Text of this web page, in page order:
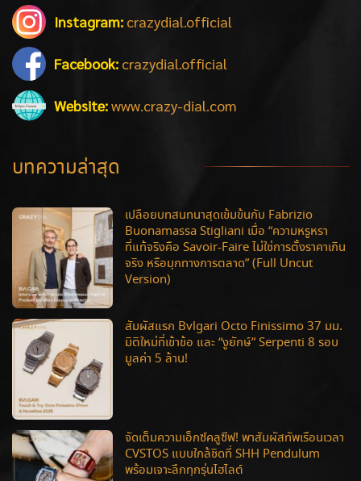
Instagram: crazydial.official
Facebook: crazydial.official
Website:www.crazy-dial.com
บทความล่าสุด
เปลือยบทสนทนาสุดเข้มข้นกับ Fabrizio
Buonamassa Stigliani เมื่อ “ความหรูหรา
ที่แท้จริงคือ Savoir-Faire ไม่ใช่การตั้งราคาเกิน
จริง หรือมุกทางการตลาด” (Full Uncut
Version)
สัมผัสแรก Bvlgari Octo Finissimo 37 มม.
มิติใหม่ที่เข้าข้อ และ “งูยักษ์” Serpenti 8 รอบ
มูลค่า 5 ล้าน!
จัดเต็มความเอ็กซ์คลูซีฟ! พาสัมผัสทัพเรือนเวลา
CVSTOS แบบใกล้ชิดที่ SHH Pendulum
พร้อมเจาะลึกทุกรุ่นไฮไลต์